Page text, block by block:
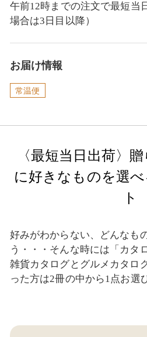
午前12時までの注文で最短当
場合は3日目以降）
お届け情報
常温便
〈最短当日出荷〉
に好きなものを選
ト
好みがわからない、どんなも
う・・・そんな時には「カタ
雑貨カタログとグルメカタロ
った方は2冊の中から1点お選